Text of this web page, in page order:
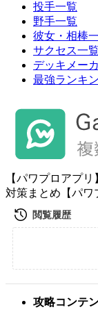
投手一覧
野手一覧
彼女・相棒
サクセス一覧
デッキメー
最強ランキ
【パワプロアプ
対策まとめ【パワ
攻略コンテ